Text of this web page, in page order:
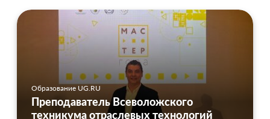
Образование UG.RU
Преподаватель Всеволожского
техникума отраслевых технологий